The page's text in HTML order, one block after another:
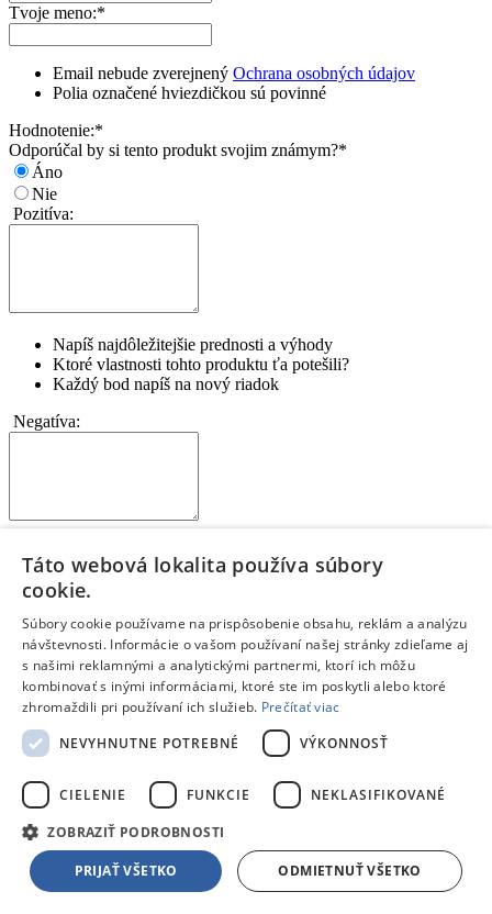
Tvoje meno:*
Email nebude zverejnený Ochrana osobných údajov
Polia označené hviezdičkou sú povinné
Hodnotenie:*
Odporúčal by si tento produkt svojim známym?*
Áno
Nie
Pozitíva:
Napíš najdôležitejšie prednosti a výhody
Ktoré vlastnosti tohto produktu ťa potešili?
Každý bod napíš na nový riadok
Negatíva:
Čo by mohlo byť na produkte lepšie?
Každý bod napíš na nový riadok
Zhrnutie:*
Kúpil by si si tento produkt znova? Alebo by si zvažoval iný?
Prečo?
Na čo je potrebné pri kúpe myslieť?
Pre akého zákazníka je tento produkt vhodný?
Odoslať hodnotenie
Táto webová lokalita používa súbory
cookie.
Súbory cookie používame na prispôsobenie obsahu, reklám a analýzu
návštevnosti. Informácie o vašom používaní našej stránky zdieľame aj
s našimi reklamnými a analytickými partnermi, ktorí ich môžu
kombinovať s inými informáciami, ktoré ste im poskytli alebo ktoré
zhromaždili pri používaní ich služieb. Prečítať viac
NEVYHNUTNE POTREBNÉ
VÝKONNOSŤ
CIELENIE FUNKCIE NEKLASIFIKOVANÉ
ZOBRAZIŤ PODROBNOSTI
PRIJAŤ VŠETKO ODMIETNUŤ VŠETKO